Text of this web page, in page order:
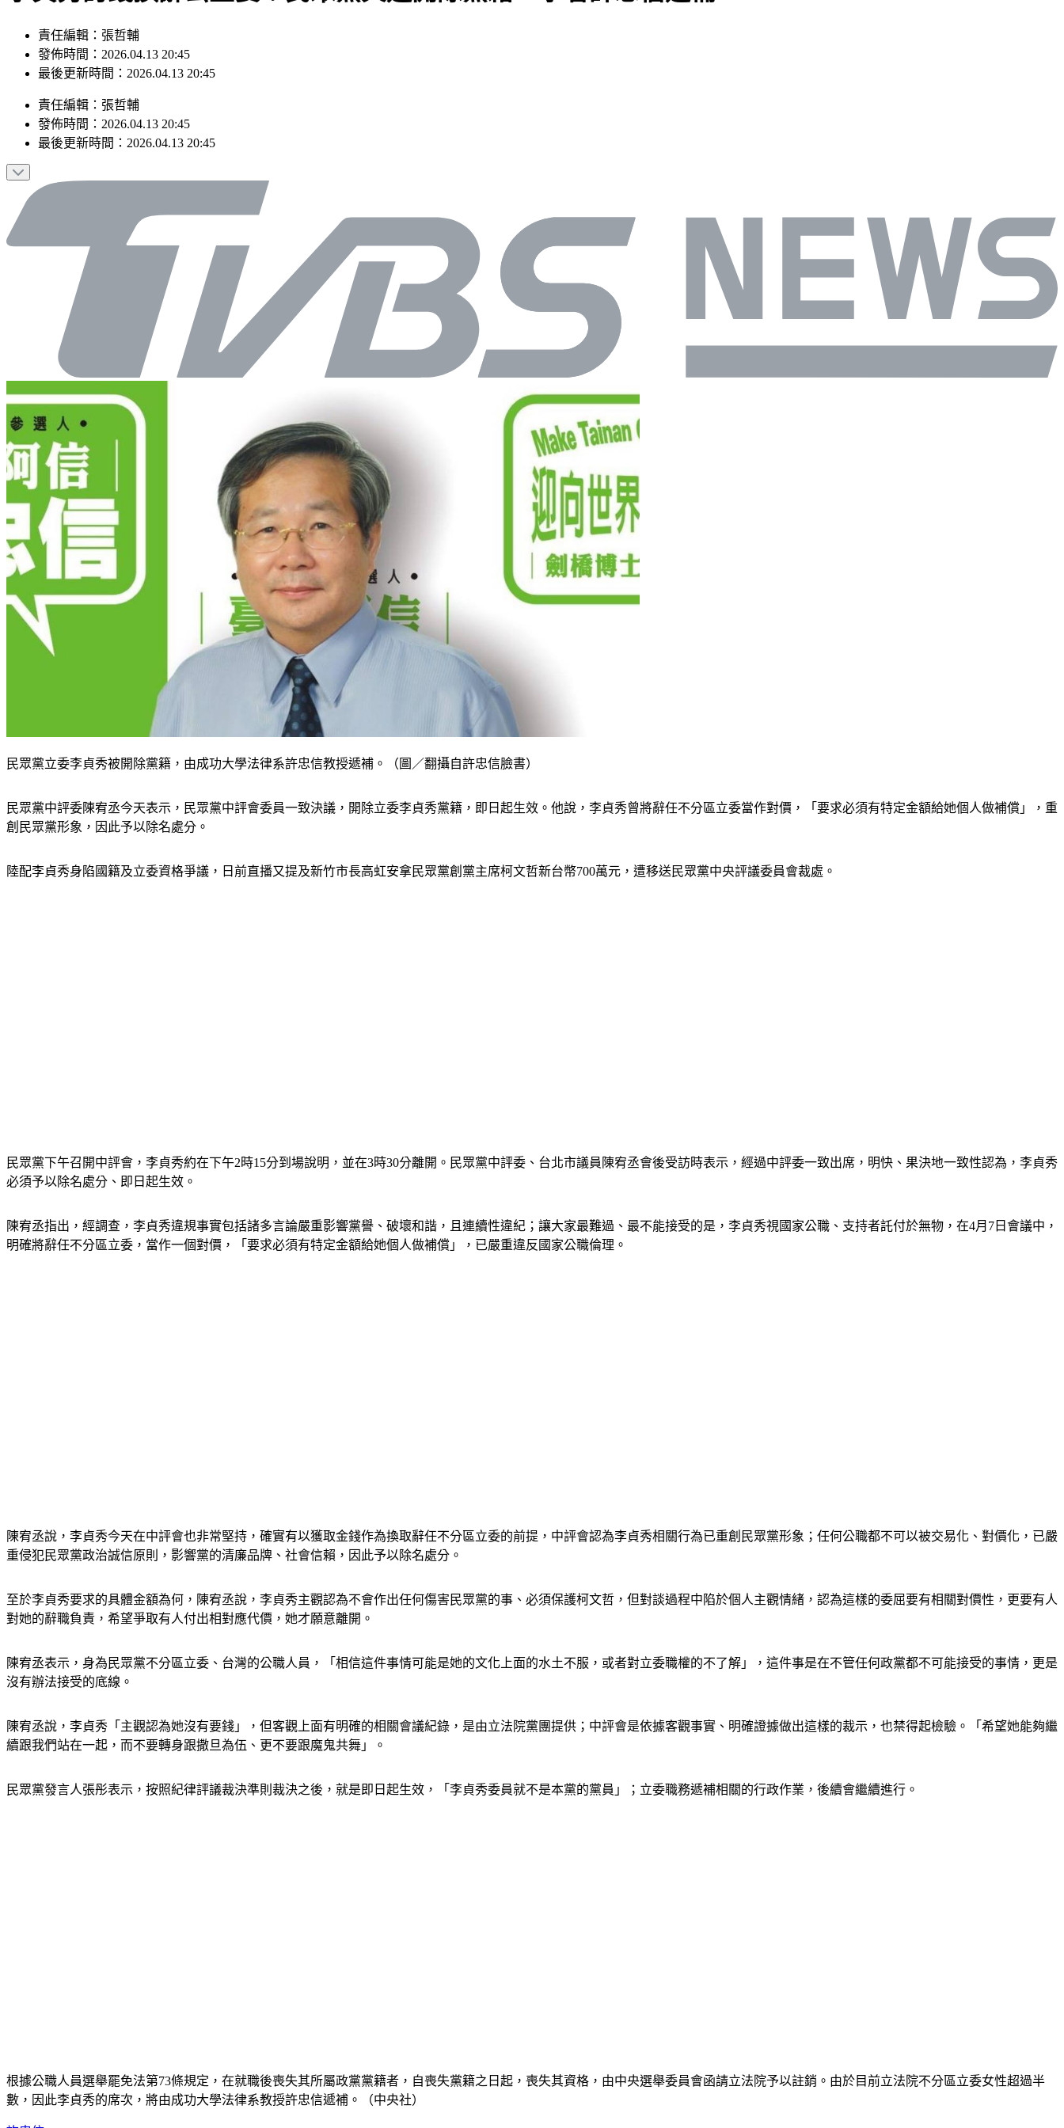
責任編輯：張哲輔
發佈時間：2026.04.13 20:45
最後更新時間：2026.04.13 20:45
責任編輯 ： 張哲輔
發佈時間： 2026.04.13 20:45
最後更新時間： 2026.04.13 20:45
民眾黨立委李貞秀被開除黨籍，由成功大學法律系許忠信教授遞補。（圖／翻攝自許忠信臉書）
民眾黨中評委陳宥丞今天表示，民眾黨中評會委員一致決議，開除立委李貞秀黨籍，即日起生效。他說，李貞秀曾將辭任不分區立委當作對價，「要求必須有特定金額給她個人做補償」，重
創民眾黨形象，因此予以除名處分。
陸配李貞秀身陷國籍及立委資格爭議，日前直播又提及新竹市長高虹安拿民眾黨創黨主席柯文哲新台幣700萬元，遭移送民眾黨中央評議委員會裁處。
民眾黨下午召開中評會，李貞秀約在下午2時15分到場說明，並在3時30分離開。民眾黨中評委、台北市議員陳宥丞會後受訪時表示，經過中評委一致出席，明快、果決地一致性認為，李貞秀
必須予以除名處分、即日起生效。
陳宥丞指出，經調查，李貞秀違規事實包括諸多言論嚴重影響黨譽、破壞和諧，且連續性違紀；讓大家最難過、最不能接受的是，李貞秀視國家公職、支持者託付於無物，在4月7日會議中，
明確將辭任不分區立委，當作一個對價，「要求必須有特定金額給她個人做補償」，已嚴重違反國家公職倫理。
陳宥丞說，李貞秀今天在中評會也非常堅持，確實有以獲取金錢作為換取辭任不分區立委的前提，中評會認為李貞秀相關行為已重創民眾黨形象；任何公職都不可以被交易化、對價化，已嚴
重侵犯民眾黨政治誠信原則，影響黨的清廉品牌、社會信賴，因此予以除名處分。
至於李貞秀要求的具體金額為何，陳宥丞說，李貞秀主觀認為不會作出任何傷害民眾黨的事、必須保護柯文哲，但對談過程中陷於個人主觀情緒，認為這樣的委屈要有相關對價性，更要有人
對她的辭職負責，希望爭取有人付出相對應代價，她才願意離開。
陳宥丞表示，身為民眾黨不分區立委、台灣的公職人員，「相信這件事情可能是她的文化上面的水土不服，或者對立委職權的不了解」，這件事是在不管任何政黨都不可能接受的事情，更是
沒有辦法接受的底線。
陳宥丞說，李貞秀「主觀認為她沒有要錢」，但客觀上面有明確的相關會議紀錄，是由立法院黨團提供；中評會是依據客觀事實、明確證據做出這樣的裁示，也禁得起檢驗。「希望她能夠繼
續跟我們站在一起，而不要轉身跟撒旦為伍、更不要跟魔鬼共舞」。
民眾黨發言人張彤表示，按照紀律評議裁決準則裁決之後，就是即日起生效，「李貞秀委員就不是本黨的黨員」；立委職務遞補相關的行政作業，後續會繼續進行。
根據公職人員選舉罷免法第73條規定，在就職後喪失其所屬政黨黨籍者，自喪失黨籍之日起，喪失其資格，由中央選舉委員會函請立法院予以註銷。由於目前立法院不分區立委女性超過半
數，因此李貞秀的席次，將由成功大學法律系教授許忠信遞補。（中央社）